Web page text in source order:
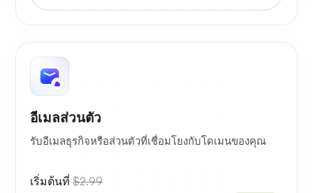
อีเมลส่วนตัว
รับอีเมลธุรกิจหรือส่วนตัวที่เชื่อมโยงกับโดเมนของคุณ
เริ่มต้นที่ $2.99